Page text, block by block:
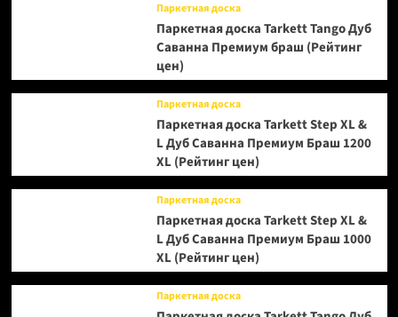
Паркетная доска
Паркетная доска Tarkett Tango Дуб
Саванна Премиум браш (Рейтинг
цен)
Паркетная доска
Паркетная доска Tarkett Step XL &
L Дуб Саванна Премиум Браш 1200
XL (Рейтинг цен)
Паркетная доска
Паркетная доска Tarkett Step XL &
L Дуб Саванна Премиум Браш 1000
XL (Рейтинг цен)
Паркетная доска